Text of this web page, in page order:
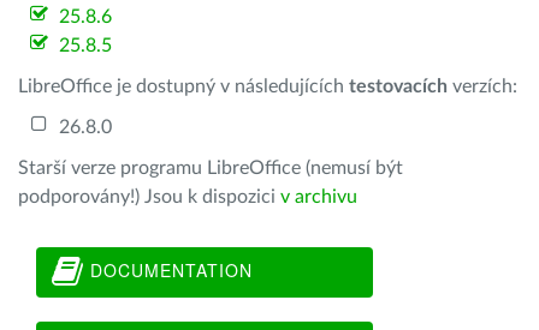
25.8.6
25.8.5
LibreOffice je dostupný v následujících testovacích verzích:
26.8.0
Starší verze programu LibreOffice (nemusí být
podporovány!) Jsou k dispozici v archivu
DOCUMENTATION